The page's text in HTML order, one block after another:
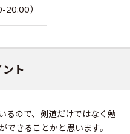
）
ト
るので、剣道だけではなく勉
できることかと思います。